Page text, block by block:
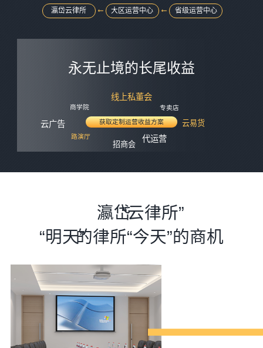
瀛岱云律所 大区运营中心 省级运营中心
永无止境的长尾收益
线上私董会
商学院 专卖店
云广告 云易货
获取定制运营收益方案
路演厅 代运营
招商会
瀛岱“云律所”
“明天”的律所“今天”的商机